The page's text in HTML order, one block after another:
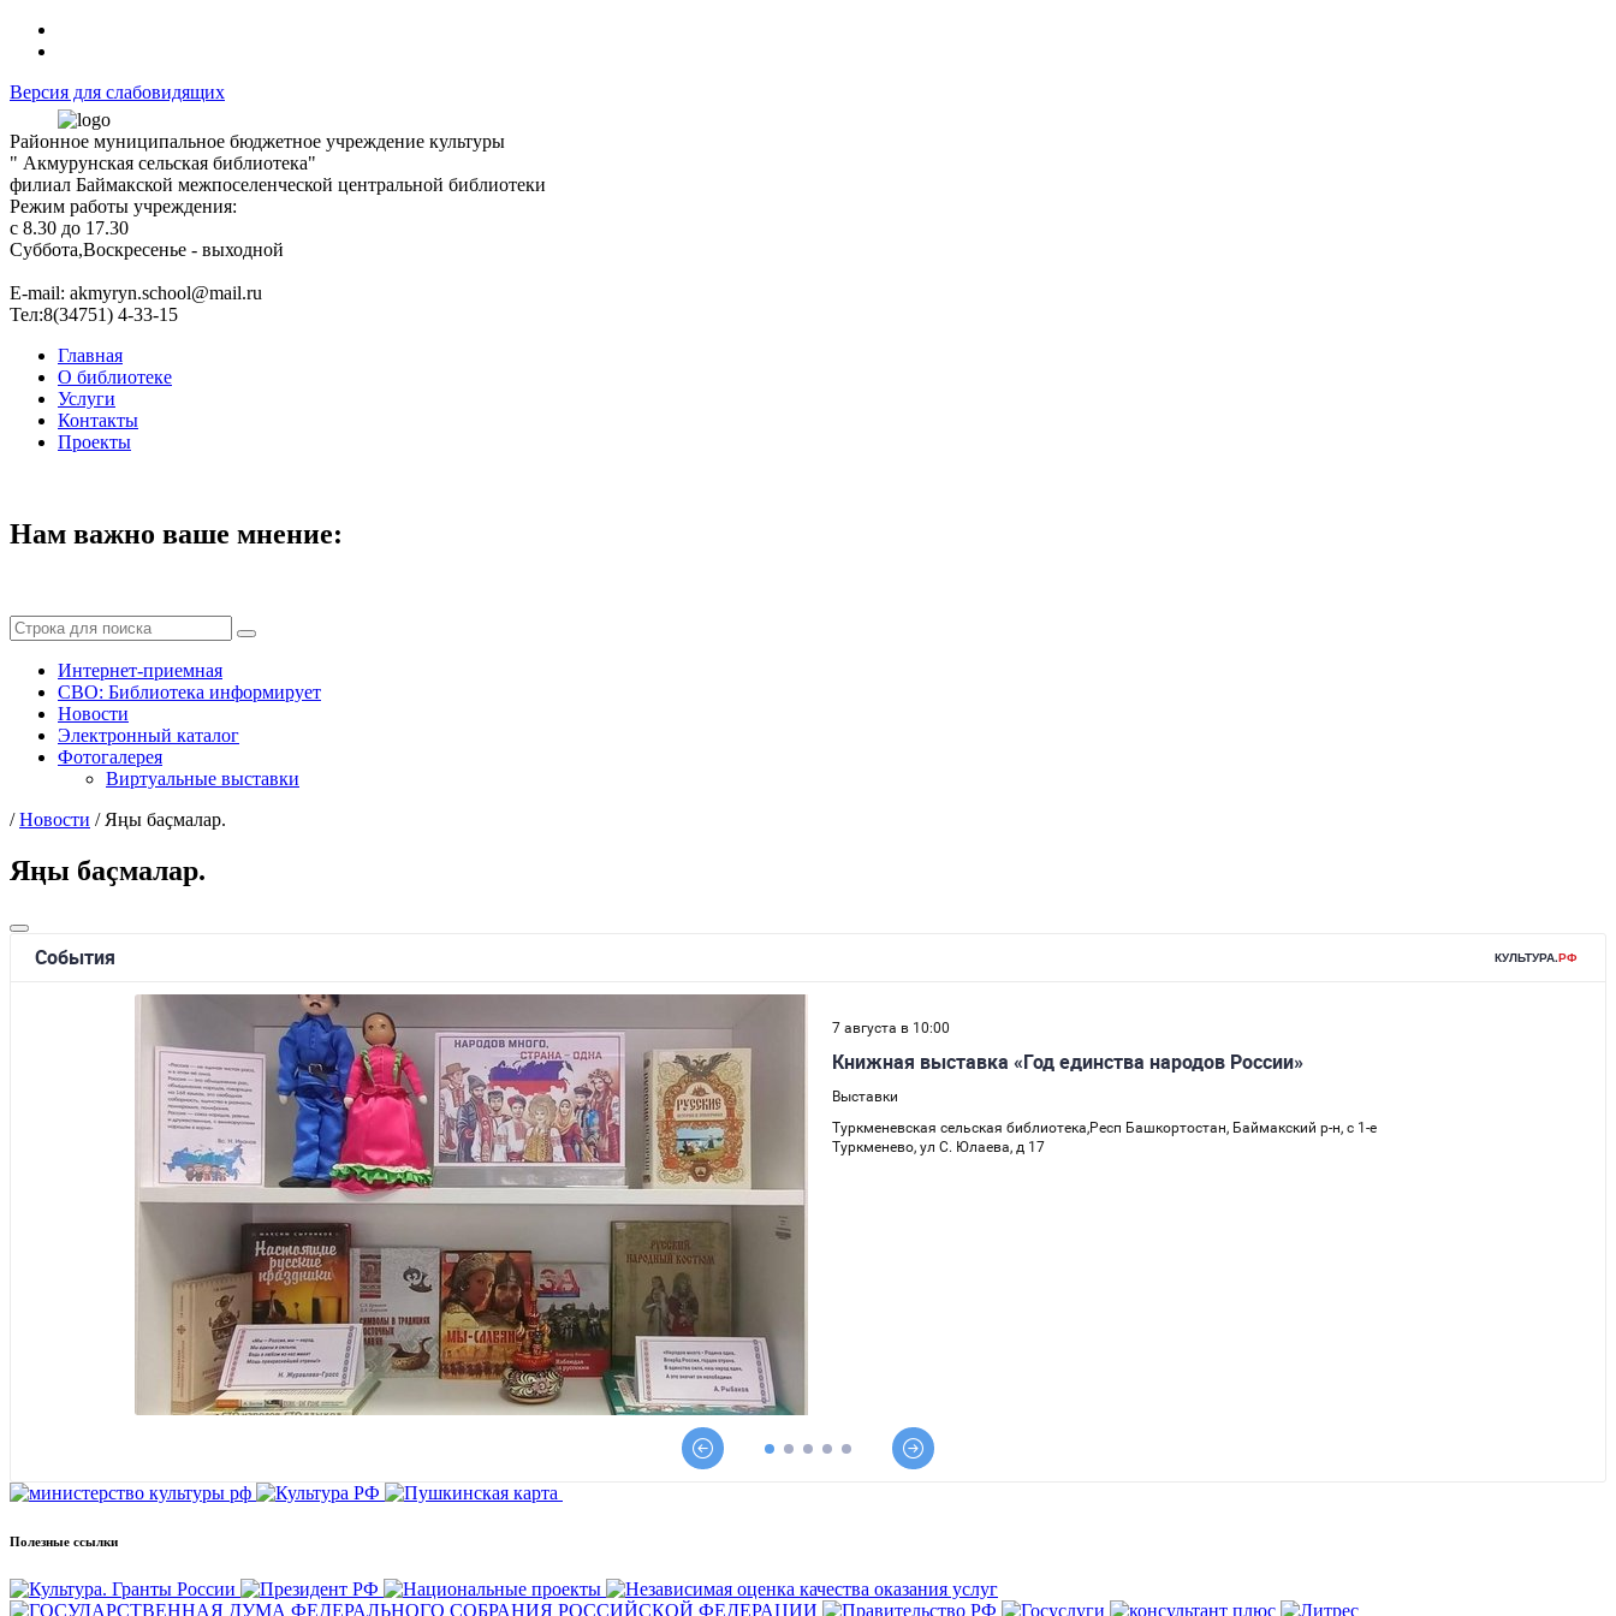
Версия для слабовидящих
Районное муниципальное бюджетное учреждение культуры
" Акмурунская сельская библиотека"
филиал Баймакской межпоселенческой центральной библиотеки
Режим работы учреждения:
с 8.30 до 17.30
Суббота,Воскресенье - выходной
Е-mail: akmyryn.school@mail.ru
Тел:8(34751) 4-33-15
Главная
О библиотеке
Услуги
Контакты
Проекты
Нам важно ваше мнение:
Интернет-приемная
СВО: Библиотека информирует
Новости
Электронный каталог
Фотогалерея
Виртуальные выставки
/Новости / Яңы баҫмалар.
Яңы баҫмалар.
Полезные ссылки